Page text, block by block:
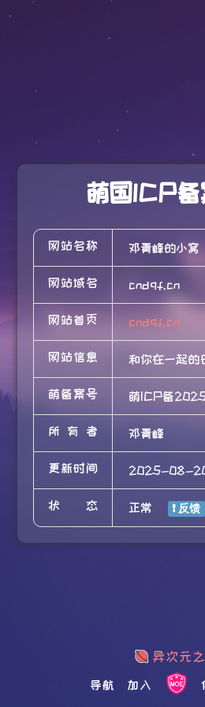
萌国ICP备
网站名称 邓青峰的小窝
网站域名 cndqf.cn
网站首页 cndqf.cn
网站信息 和你在一起的
萌备案号 萌ICP备
所有者 邓青峰
更新时间 2025-08-
状态 正常
导航 加入